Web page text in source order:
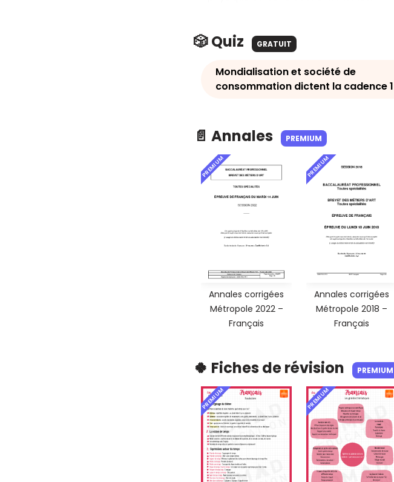
🎲 Quiz GRATUIT
Mondialisation et société de
consommation dictent la cadence 1
📄 Annales PREMIUM
PREMIUM
Annales corrigées
Métropole 2022 –
Français
PREMIUM
Annales corrigées
Métropole 2018 –
Français
🍀 Fiches de révision PREMIUM
PREMIUM PREMIUM